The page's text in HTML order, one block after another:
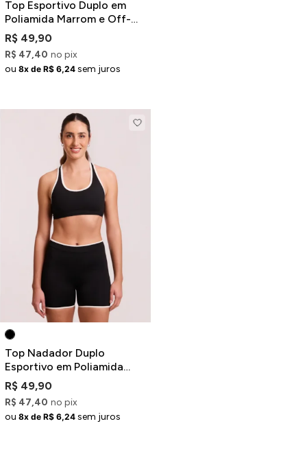
Top Esportivo Duplo em
Poliamida Marrom e Off-
White
R$ 49,90
R$ 47,40 no pix
ou 8x de R$ 6,24 sem juros
Top Nadador Duplo
Esportivo em Poliamida
Preto com Detalhe
Contrastante
R$ 49,90
R$ 47,40 no pix
ou 8x de R$ 6,24 sem juros